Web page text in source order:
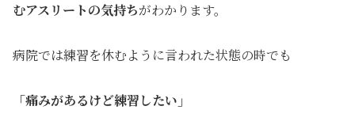
むアスリートの気持ちがわかります。
病院では練習を休むように言われた状態の時でも
「痛みがあるけど練習したい」